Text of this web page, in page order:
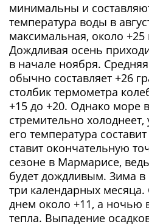
минимальны и
температура воды в
максимальная, около +25
Дождливая осень
в начале ноября.
обычно составляет +26
столбик термометра
+15 до +20. Однако море
стремительно
его температура
ставит окончательную
сезоне в Мармарисе,
будет дождливым. Зима в
три календарных месяца.
днем около +11, а ночью
тепла. Выпадение